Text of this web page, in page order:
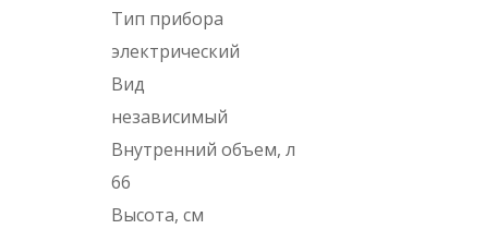
Тип прибора
электрический
Вид
независимый
Внутренний объем, л
66
Высота, см